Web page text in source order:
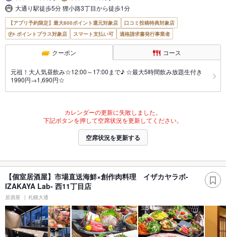
大通り駅徒歩5分 狸小路3丁目から徒歩1分
【アプリ予約限定】最大800ポイント還元対象店
口コミ投稿特典対象店
ポイントプラス対象店
スマート支払い可 適格請求書発行事業者
クーポン コース
元祖！大人気昼飲み☆12:00～17:00まで♪ ☆最大5時間飲み放題生付き
1990円→1,690円☆
カレンダーの更新に失敗しました。
下記ボタンを押して空席状況を更新してください。
空席状況を更新する
【個室居酒屋】市場直送海鮮×創作肉料理 イザカヤラボ-
IZAKAYA Lab- 西11丁目店
居酒屋 札幌大通